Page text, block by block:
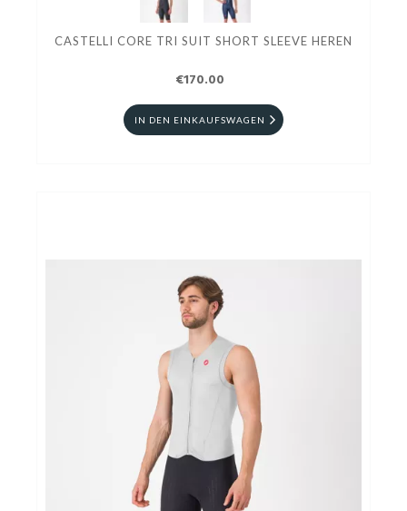
CASTELLI CORE TRI SUIT SHORT SLEEVE HEREN
€170.00
IN DEN EINKAUFSWAGEN